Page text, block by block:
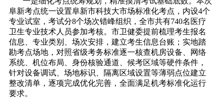
阜新考点统一设置阜新市科技大市场标准化考点，内设4个
专业试室，考试分8个场次错峰组织，全市共有740名医疗
卫生专业技术人员参加考核。市卫健委提前梳理考生报名
信息、专业类别、场次安排，建立考生信息台账；实地踏
勘考点场地，对照省级考务标准逐一核查机房设备、网络
系统、机位布局、身份核验通道、候考区域等硬件条件，
针对设备调试、场地标识、隔离区域设置等薄弱点位建立
整改清单，逐项完成优化完善，全面满足机考标准化运行
要求。